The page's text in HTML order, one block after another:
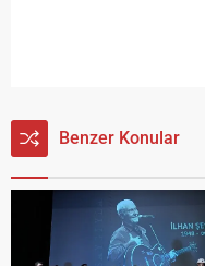
Benzer Konular